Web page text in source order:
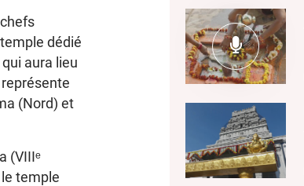
dédié
aura lieu
(Nord) et
(VIIIᵉ
temple